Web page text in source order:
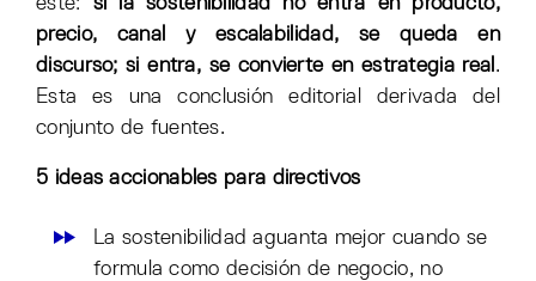
precio, canal y escalabilidad, se queda en
discurso; si entra, se convierte en estrategia real .
Esta es una conclusión editorial derivada del
conjunto de fuentes.
5 ideas accionables para directivos
La sostenibilidad aguanta mejor cuando se
formula como decisión de negocio, no